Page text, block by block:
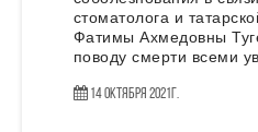
стоматолога и
Фатимы Ахмедовны
поводу смерти всеми
14 Октября 2021г.